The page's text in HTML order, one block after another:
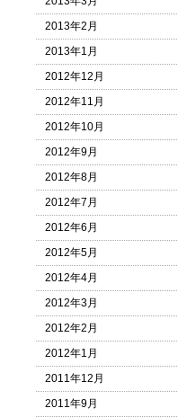
2013年2月
2013年1月
2012年12月
2012年11月
2012年10月
2012年9月
2012年8月
2012年7月
2012年6月
2012年5月
2012年4月
2012年3月
2012年2月
2012年1月
2011年12月
2011年9月